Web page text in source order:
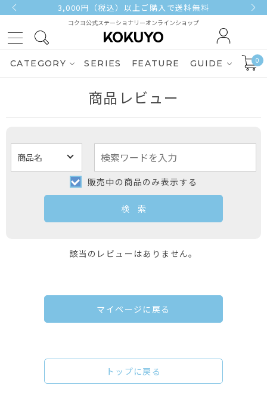
3,000円（税込）以上ご購入で送料無料
コクヨ公式ステーショナリーオンラインショップ
CATEGORY SERIES FEATURE GUIDE 0
商品レビュー
販売中の商品のみ表示する
該当のレビューはありません。
マイページに戻る
トップに戻る